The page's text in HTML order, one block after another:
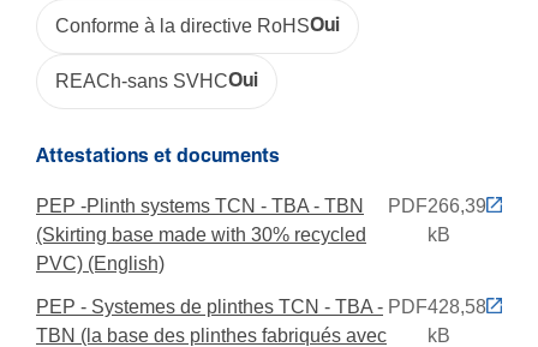
Résis­tance aux chocs IK
IK07
Produit compatible avec
Conforme à la directive RoHSOui
REACh-sans SVHCOui
Attestations et documents
PEP -Plinth systems TCN - TBA - TBN
(Skirting base made with 30% recycled
PVC) (English)
PDF266,39
kB
PEP - Systemes de plinthes TCN - TBA -
TBN (la base des plinthes fabriqués avec
PDF428,58
kB